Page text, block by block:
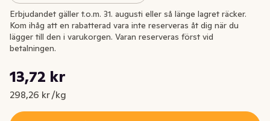
Nuvarande pris är: 13,72 kr
13,72 kr
298,26 kr /kg
Styckpris: 298,26 kr /kg
Erbjudandet gäller t.o.m. 31. augusti eller så länge lagret räcker.
Kom ihåg att en rabatterad vara inte reserveras åt dig när du
lägger till den i varukorgen. Varan reserveras först vid
betalningen.